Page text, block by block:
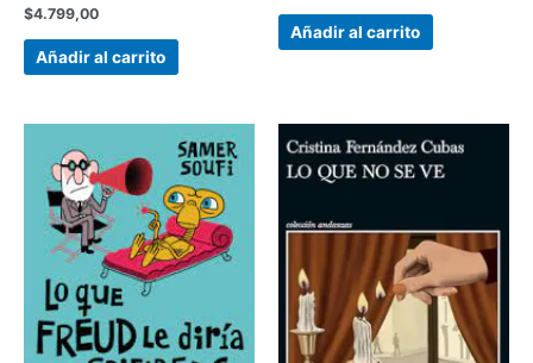
$4.799,00
Añadir al carrito
Añadir al carrito